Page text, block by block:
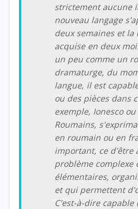
strictement aucune
nouveau langage
deux semaines et la
acquise en deux
un peu comme un
dramaturge, du
langue, il est
ou des pièces dans
exemple, Ionesco
Roumains,
en roumain ou en
important, ce d'être
problème complexe
élémentaires,
et qui permettent
C'est-à-dire